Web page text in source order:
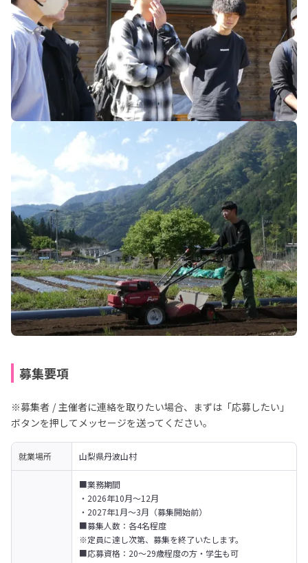
募集要項
※募集者 / 主催者に連絡を取りたい場合、まずは「応募したい」
ボタンを押してメッセージを送ってください。
就業場所 山梨県丹波山村
■業務期間
・2026年10月〜12月
・2027年1月〜3月（募集開始前）
■募集人数：各4名程度
※定員に達し次第、募集を終了いたします。
■応募資格：20〜29歳程度の方・学生も可